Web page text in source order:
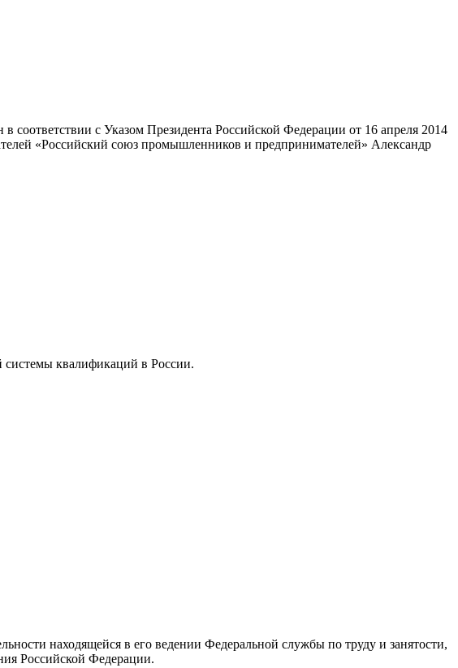
с Указом Президента Российской Федерации от 16 апреля 2014
«Российский союз промышленников и предпринимателей» Александр
системы квалификаций в России.
находящейся в его ведении Федеральной службы по труду и занятости,
Российской Федерации.